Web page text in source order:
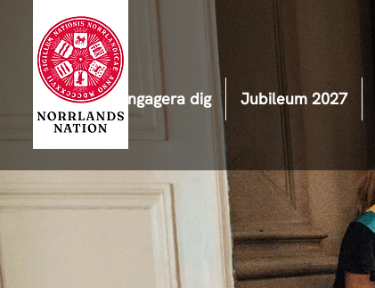
Engagera dig Jubileum 2027